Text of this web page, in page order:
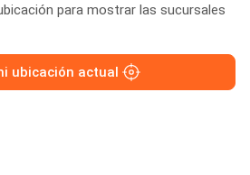
para mostrar las sucursales
ubicación actual